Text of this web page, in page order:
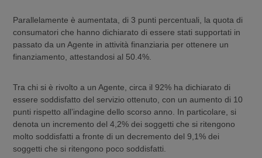
Parallelamente è aumentata, di 3 punti percentuali, la quota di
consumatori che hanno dichiarato di essere stati supportati in
passato da un Agente in attività finanziaria per ottenere un
finanziamento, attestandosi al 50.4%.
Tra chi si è rivolto a un Agente, circa il 92% ha dichiarato di
essere soddisfatto del servizio ottenuto, con un aumento di 10
punti rispetto all’indagine dello scorso anno. In particolare, si
denota un incremento del 4,2% dei soggetti che si ritengono
molto soddisfatti a fronte di un decremento del 9,1% dei
soggetti che si ritengono poco soddisfatti.